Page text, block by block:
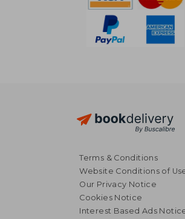
Terms & Conditions
Website Conditions of
Our Privacy Notice
Cookies Notice
Interest Based Ads